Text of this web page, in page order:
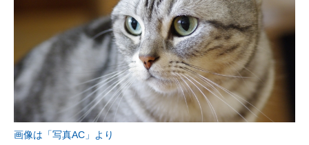
エネルギーの専門メディア
建設×テクノロジーの最前線
ちょっと気になるネットの話題
画像は「写真AC」より